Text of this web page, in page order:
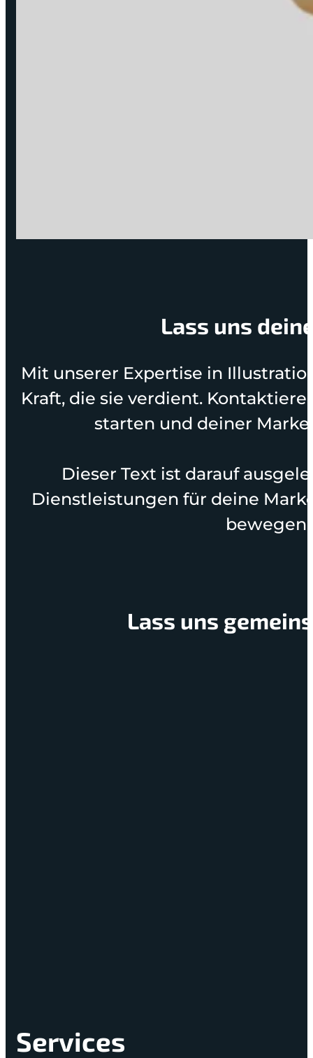
Lass uns
Mit unserer Expertise in
Kraft, die sie verdient.
starten und deiner
Dieser Text ist darauf
Dienstleistungen für deine
Lass uns
Services